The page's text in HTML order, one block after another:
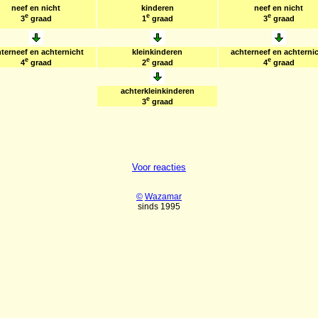
neef en nicht
3egraad
kinderen
1egraad
neef en nicht
3egraad
en achternicht
4egraad
kleinkinderen
2egraad
achterneef en
4egraad
achterkleinkinderen
3egraad
Voor reacties
© Wazamar
sinds 1995